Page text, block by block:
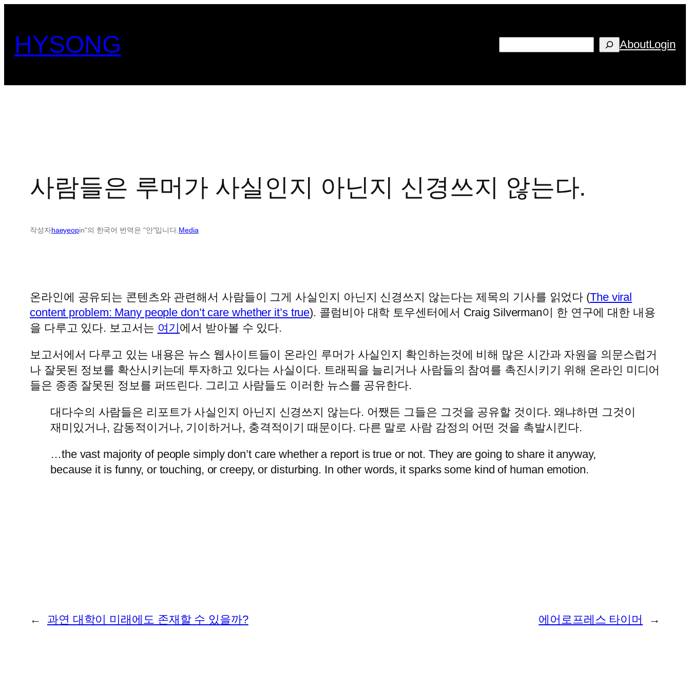
로
로
HYSONG AboutLogin
사람들은 루머가 사실인지 아닌지 신경쓰지 않는다.
작성자haeyeopin"의 한국어 번역은 "안"입니다. Media
온라인에 공유되는 콘텐츠와 관련해서 사람들이 그게 사실인지 아닌지 신경쓰지 않는다는 제목의 기사를 읽었다 (The viral
content problem: Many people don’t care whether it’s true). 콜럼비아 대학 토우센터에서 Craig Silverman이 한 연구에 대한 내용
을 다루고 있다. 보고서는 여기에서 받아볼 수 있다.
보고서에서 다루고 있는 내용은 뉴스 웹사이트들이 온라인 루머가 사실인지 확인하는것에 비해 많은 시간과 자원을 의문스럽거
나 잘못된 정보를 확산시키는데 투자하고 있다는 사실이다. 트래픽을 늘리거나 사람들의 참여를 촉진시키기 위해 온라인 미디어
들은 종종 잘못된 정보를 퍼뜨린다. 그리고 사람들도 이러한 뉴스를 공유한다.
대다수의 사람들은 리포트가 사실인지 아닌지 신경쓰지 않는다. 어쨌든 그들은 그것을 공유할 것이다. 왜냐하면 그것이
재미있거나, 감동적이거나, 기이하거나, 충격적이기 때문이다. 다른 말로 사람 감정의 어떤 것을 촉발시킨다.
…the vast majority of people simply don’t care whether a report is true or not. They are going to share it anyway,
because it is funny, or touching, or creepy, or disturbing. In other words, it sparks some kind of human emotion.
← 과연 대학이 미래에도 존재할 수 있을까? 에어로프레스 타이머 →